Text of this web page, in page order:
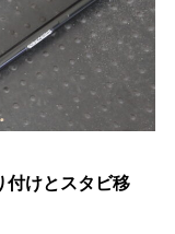
付けとスタビ移